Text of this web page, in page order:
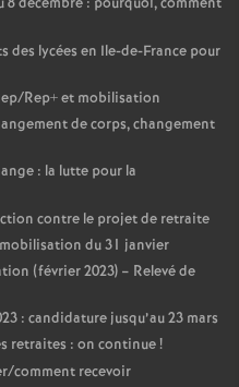
des lycées en Ile-de-France pour
Rep+ et mobilisation
de corps, changement
: la lutte pour la
contre le projet de retraite
du 31 janvier
(février 2023) – Relevé de
: candidature jusqu’au 23 mars
retraites : on continue!
comment recevoir